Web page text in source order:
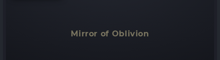
Mirror of Oblivion